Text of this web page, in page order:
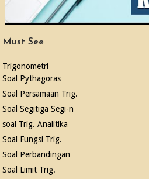
Must See
Trigonometri
Soal Pythagoras
Soal Persamaan Trig.
Soal Segitiga Segi-n
soal Trig. Analitika
Soal Fungsi Trig.
Soal Perbandingan
Soal Limit Trig.